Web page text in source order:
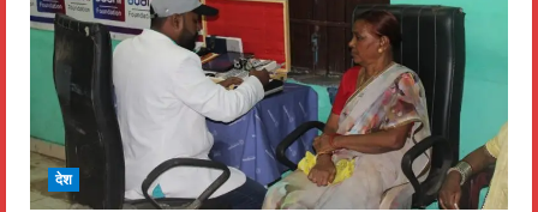
देश